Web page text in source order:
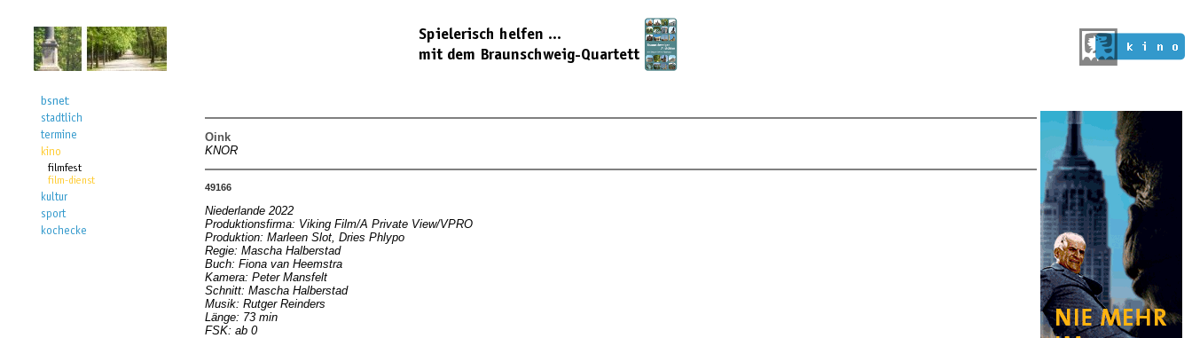
Oink
KNOR
49166
Niederlande 2022
Produktionsfirma: Viking Film/A Private View/VPRO
Produktion: Marleen Slot, Dries Phlypo
Regie: Mascha Halberstad
Buch: Fiona van Heemstra
Kamera: Peter Mansfelt
Schnitt: Mascha Halberstad
Musik: Rutger Reinders
Länge: 73 min
FSK: ab 0